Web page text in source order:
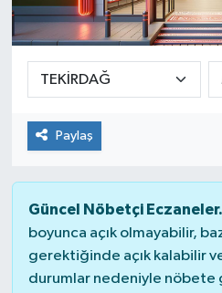
Paylaş
Güncel Nöbetçi Eczaneler.
boyunca açık olmayabilir,
gerektiğinde açık kalabilir
durumlar nedeniyle nöbete